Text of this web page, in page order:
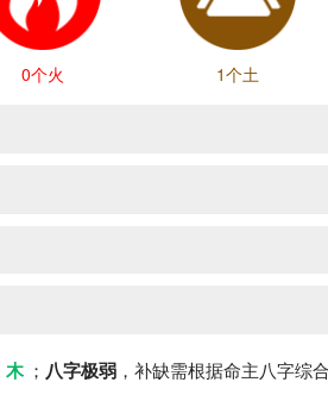
0个火 1个土
木 ； 八字极弱 ，补缺需根据命主八字综